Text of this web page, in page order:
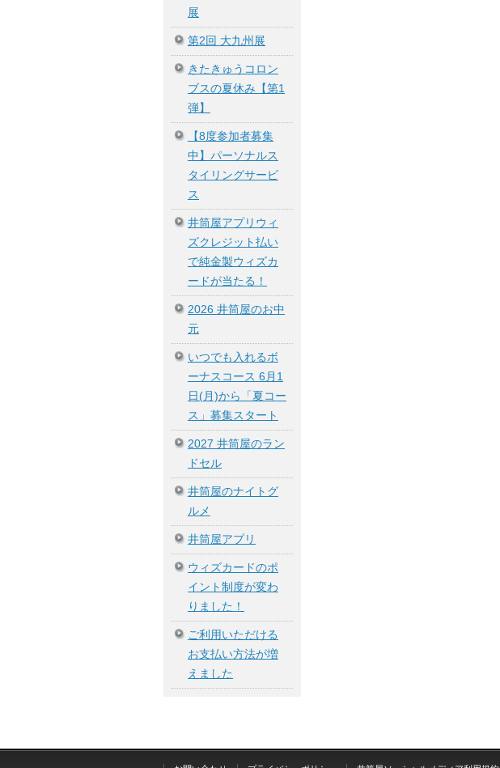
展
第2回 大九州展
きたきゅうコロン
ブスの夏休み【第1
弾】
【8度参加者募集
中】パーソナルス
タイリングサービ
ス
井筒屋アプリウィ
ズクレジット払い
で純金製ウィズカ
ードが当たる！
2026 井筒屋のお中
元
いつでも入れるボ
ーナスコース 6月1
日(月)から「夏コー
ス」募集スタート
2027 井筒屋のラン
ドセル
井筒屋のナイトグ
ルメ
井筒屋アプリ
ウィズカードのポ
イント制度が変わ
りました！
ご利用いただける
お支払い方法が増
えました